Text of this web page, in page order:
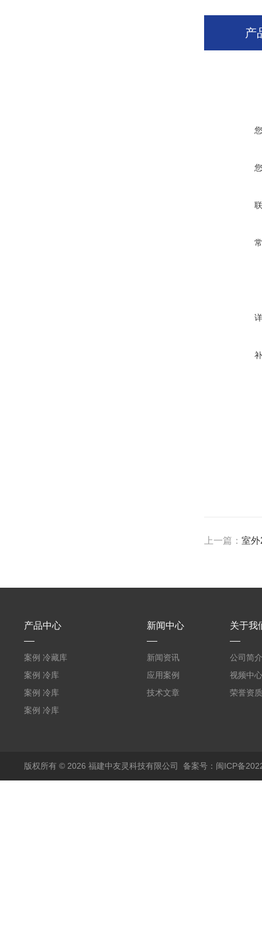
产
上一篇：室
产品中心
案例 冷藏库
W5400mm*H2800mm*L7010mm
案例 冷库
（L5.8m*W3.5m*H2m）
福建兵工厂
案例 冷库
（L3.6m*W6.5m*2.5m）
案例 冷库
新闻中心
新闻资讯
应用案例
技术文章
关于我
公司简介
视频中心
荣誉资质
版权所有 © 2026 福建中友灵科技有限公司 备案号：闽ICP备